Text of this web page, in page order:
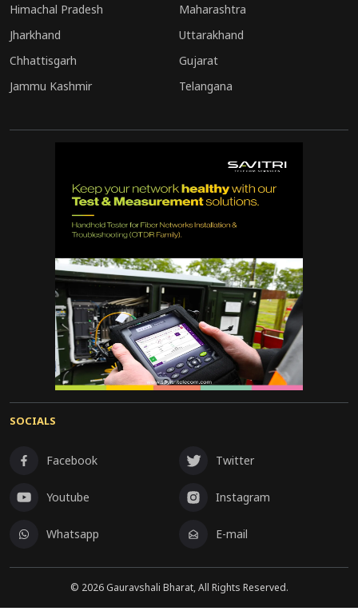
Himachal Pradesh
Maharashtra
Jharkhand
Uttarakhand
Chhattisgarh
Gujarat
Jammu Kashmir
Telangana
SOCIALS
Facebook Twitter
Youtube Instagram
Whatsapp E-mail
© 2026Gauravshali Bharat, All Rights Reserved.